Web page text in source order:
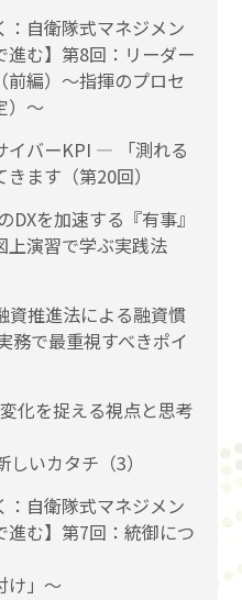
：自衛隊式マネジメン
進む】第8回：リーダー
前編）〜指揮のプロセ
）〜
イバーKPI ― 「測れる
ます（第20回）
を加速する『有事』
上演習で学ぶ実践法
資推進法による融資慣
務で最重視すべきポイ
化を捉える視点と思考
いカタチ（3）
：自衛隊式マネジメン
進む】第7回：統御につ
け」〜